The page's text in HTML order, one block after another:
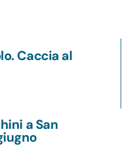
Caccia al
a San